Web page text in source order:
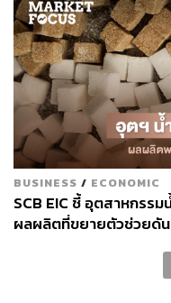
กรท
นักสื่
BUSINESS / ECONOMIC
SCB EIC ชี้ อุตสาหกรร
ผลผลิตที่ขยายตัวช่วยดั